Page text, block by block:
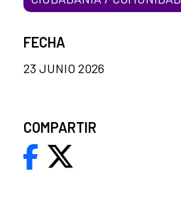
FECHA
23 JUNIO 2026
COMPARTIR